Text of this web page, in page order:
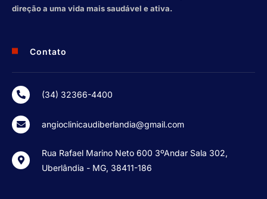
direção a uma vida mais saudável e ativa.
Contato
(34) 32366-4400
angioclinicaudiberlandia@gmail.com
Rua Rafael Marino Neto 600 3ºAndar Sala 302,
Uberlândia - MG, 38411-186